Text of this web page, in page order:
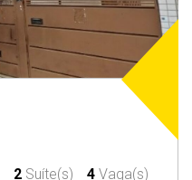
2 Suíte(s) 4 Vaga(s)